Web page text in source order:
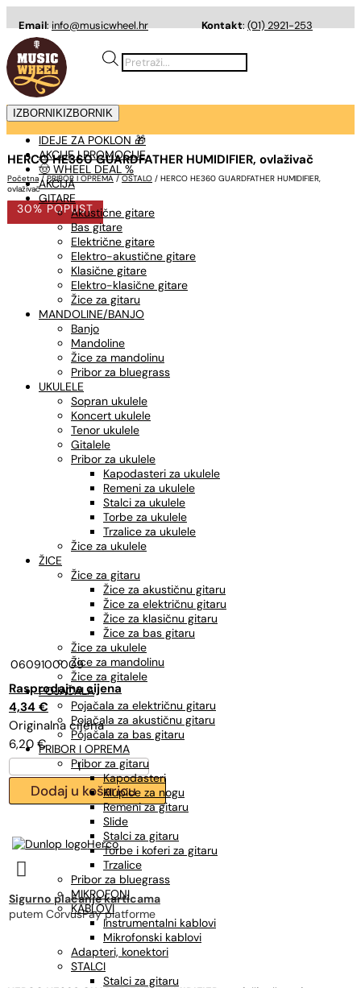
Email:info@musicwheel.hr Kontakt:(01) 2921-253
Products
search
IZBORNIK IZBORNIK
IDEJE ZA POKLON 🎁
AKCIJE I PROMOCIJE
🤠 WHEEL DEAL %
AKCIJA
GITARE
Akustične gitare
Bas gitare
Električne gitare
Elektro-akustične gitare
Klasične gitare
Elektro-klasične gitare
Žice za gitaru
MANDOLINE/BANJO
Banjo
Mandoline
Žice za mandolinu
Pribor za bluegrass
UKULELE
Sopran ukulele
Koncert ukulele
Tenor ukulele
Gitalele
Pribor za ukulele
Kapodasteri za ukulele
Remeni za ukulele
Stalci za ukulele
Torbe za ukulele
Trzalice za ukulele
Žice za ukulele
ŽICE
Žice za gitaru
Žice za akustičnu gitaru
Žice za električnu gitaru
Žice za klasičnu gitaru
Žice za bas gitaru
Žice za ukulele
Žice za mandolinu
Žice za gitalele
POJAČALA
Pojačala za električnu gitaru
Pojačala za akustičnu gitaru
Pojačala za bas gitaru
PRIBOR I OPREMA
Pribor za gitaru
Kapodasteri
Klupice za nogu
Remeni za gitaru
Slide
Stalci za gitaru
Torbe i koferi za gitaru
Trzalice
Pribor za bluegrass
MIKROFONI
KABLOVI
Instrumentalni kablovi
Mikrofonski kablovi
Adapteri, konektori
STALCI
Stalci za gitaru
HERCO HE360 GUARDFATHER HUMIDIFIER, ovlaživač
Početna / PRIBOR I OPREMA / OSTALO / HERCO HE360 GUARDFATHER HUMIDIFIER,
ovlaživač
30% POPUST
0609100009
6,20 €
Izvorna
cijena
bila
je:
6,20 €.
4,34 €
Trenutna
cijena
je:
4,34 €.
HERCO
HE360
GUARDFATHER
HUMIDIFIER,
količina
Dodaj u košaricu
Herco

Sigurno plaćanje karticama
putem CorvusPay platforme